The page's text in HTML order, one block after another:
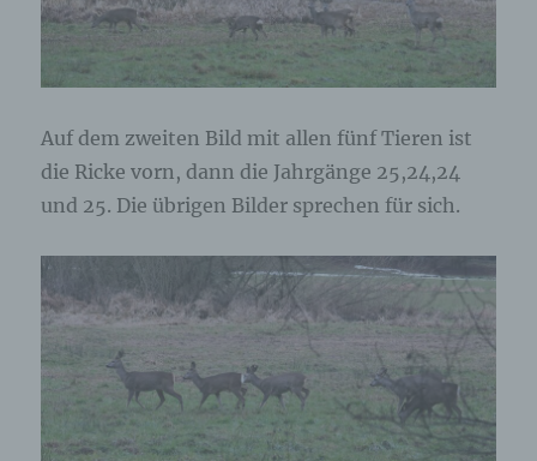
Auf dem zweiten Bild mit allen fünf Tieren ist
die Ricke vorn, dann die Jahrgänge 25,24,24
und 25. Die übrigen Bilder sprechen für sich.